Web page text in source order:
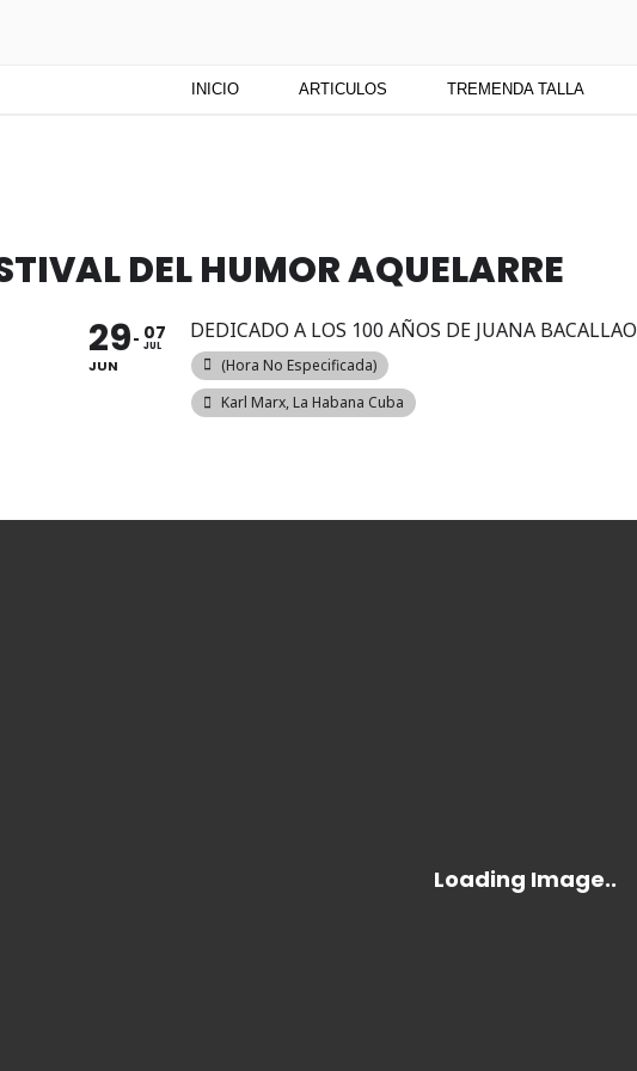
TUNTURUNTU
INICIO ARTICULOS TREMENDA TALLA
DEL HUMOR AQUELARRE
29
JUN
07
JUL
DEDICADO A LOS 100 AÑOS DE JUANA BACALLAO
(hora No Especificada)
Karl Marx, La Habana Cuba